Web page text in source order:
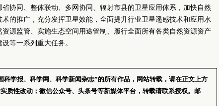
协同、整体联动、多网协同、辐射市县的卫星应用体系，加快自然
的推广，充分发挥卫星效能，全面提升行业卫星遥感技术和应用水
源监管、实施生态空间用途管制、履行全面所有各类自然资源资产
等一系列重大任务。
科学报、科学网、科学新闻杂志”的所有作品，网站转载，请在正文上方
质性改动；微信公众号、头条号等新媒体平台，转载请联系授权。邮